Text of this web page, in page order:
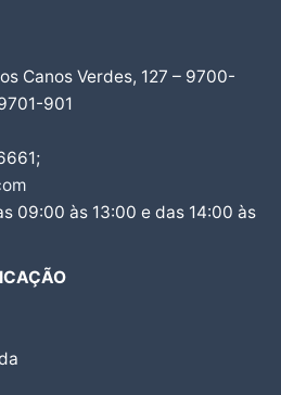
Canos Verdes, 127 – 9700-
901
09:00 às 13:00 e das 14:00 às